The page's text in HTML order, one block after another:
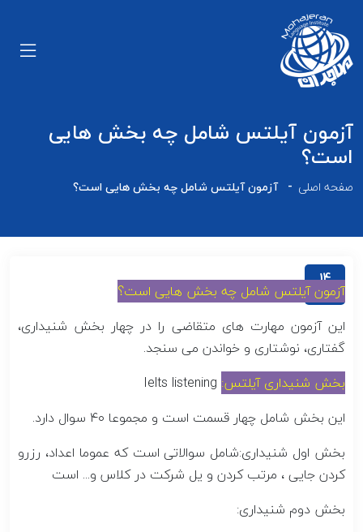
آزمون آیلتس شامل چه بخش هایی
است؟
صفحه اصلی آزمون آیلتس شامل چه بخش هایی است؟
14
اردیبهشت
آزمون آیلتس شامل چه بخش هایی است؟
این آزمون مهارت های متقاضی را در چهار بخش شنیداری،
گفتاری، نوشتاری و خواندن می سنجد.
بخش شنیداری آیلتس:
این بخش شامل چهار قسمت است و مجموعا ۴۰ سوال دارد.
بخش اول شنیداری:شامل سوالاتی است که عموما اعداد، رزرو
کردن جایی ، مرتب کردن و یل شرکت در کلاس و... است
بخش دوم شنیداری: